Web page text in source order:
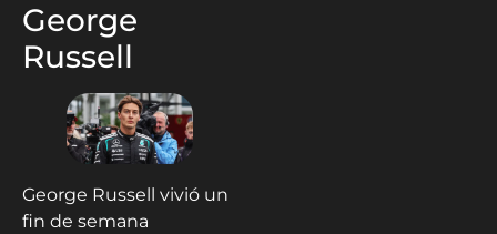
George
Russell
George Russell vivió un
fin de semana